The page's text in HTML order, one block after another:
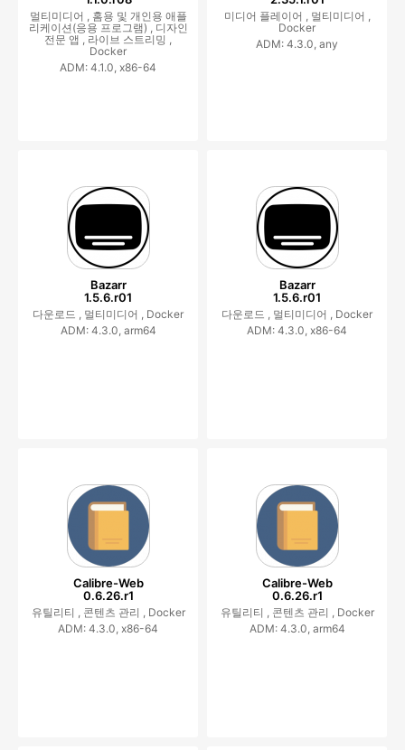
멀티미디어 , 홈용 및 개인용 애플
리케이션(응용 프로그램) , 디자인
전문 앱 , 라이브 스트리밍 ,
Docker
ADM: 4.1.0, x86-64
미디어 플레이어 , 멀티미디어 ,
Docker
ADM: 4.3.0, any
Bazarr
1.5.6.r01
다운로드 , 멀티미디어 , Docker
ADM: 4.3.0, arm64
Bazarr
1.5.6.r01
다운로드 , 멀티미디어 , Docker
ADM: 4.3.0, x86-64
Calibre-Web
0.6.26.r1
유틸리티 , 콘텐츠 관리 , Docker
ADM: 4.3.0, x86-64
Calibre-Web
0.6.26.r1
유틸리티 , 콘텐츠 관리 , Docker
ADM: 4.3.0, arm64